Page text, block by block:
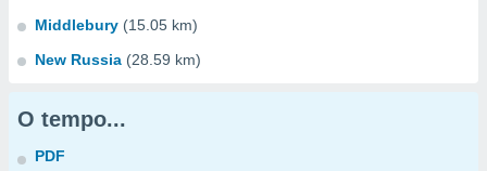
Middlebury (15.05 km)
New Russia (28.59 km)
O tempo...
PDF